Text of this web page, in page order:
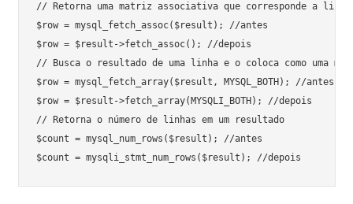
// Retorna uma matriz associativa que corresponde a
$row = mysql_fetch_assoc($result); //antes
$row = $result->fetch_assoc(); //depois
// Busca o resultado de uma linha e o coloca como uma
$row = mysql_fetch_array($result, MYSQL_BOTH); //antes
$row = $result->fetch_array(MYSQLI_BOTH); //depois
// Retorna o número de linhas em um resultado
$count = mysql_num_rows($result); //antes
$count = mysqli_stmt_num_rows($result); //depois